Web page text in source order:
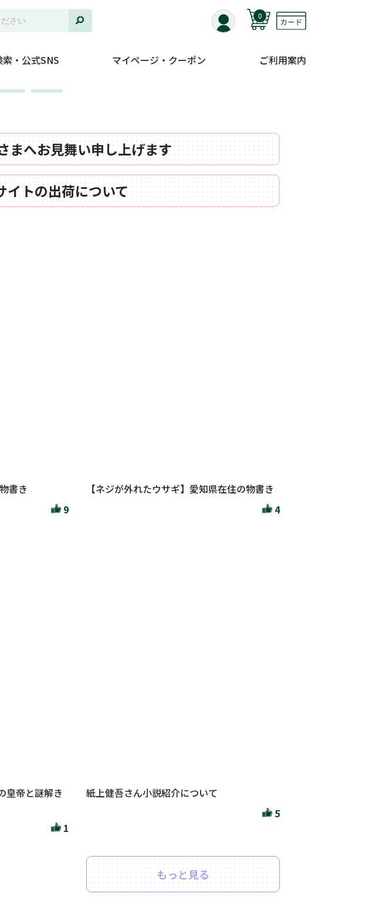
0
・公式SNS マイページ・クーポン ご利用案内
まへお見舞い申し上げます
イトの出荷について
書き
9
【ネジが外れたウサギ】愛知県在住の物書き
4
皇帝と謎解き
1
紙上健吾さん小説紹介について
5
もっと見る